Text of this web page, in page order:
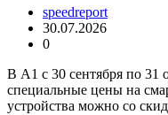
speedreport
30.07.2026
0
В А1 с 30 сентября по 31
специальные цены на
устройства можно со